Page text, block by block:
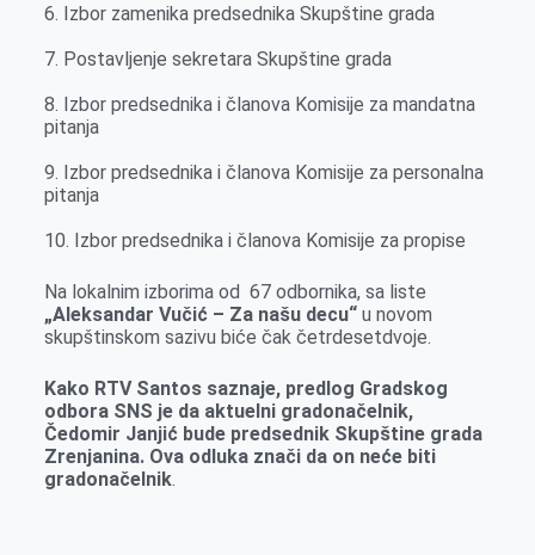
6. Izbor zamenika predsednika Skupštine grada
7. Postavljenje sekretara Skupštine grada
8. Izbor predsednika i članova Komisije za mandatna
pitanja
9. Izbor predsednika i članova Komisije za personalna
pitanja
10. Izbor predsednika i članova Komisije za propise
Na lokalnim izborima od 67 odbornika, sa liste
„Aleksandar Vučić – Za našu decu“u novom
skupštinskom sazivu biće čak četrdesetdvoje.
Kako RTV Santos saznaje, predlog Gradskog
odbora SNS je da aktuelni gradonačelnik,
Čedomir Janjić bude predsednik Skupštine grada
Zrenjanina. Ova odluka znači da on neće biti
gradonačelnik.